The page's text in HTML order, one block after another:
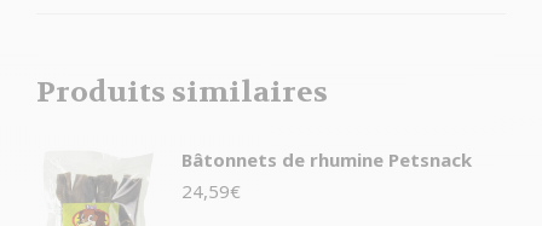
Produits similaires
Bâtonnets de rhumine Petsnack
24,59€